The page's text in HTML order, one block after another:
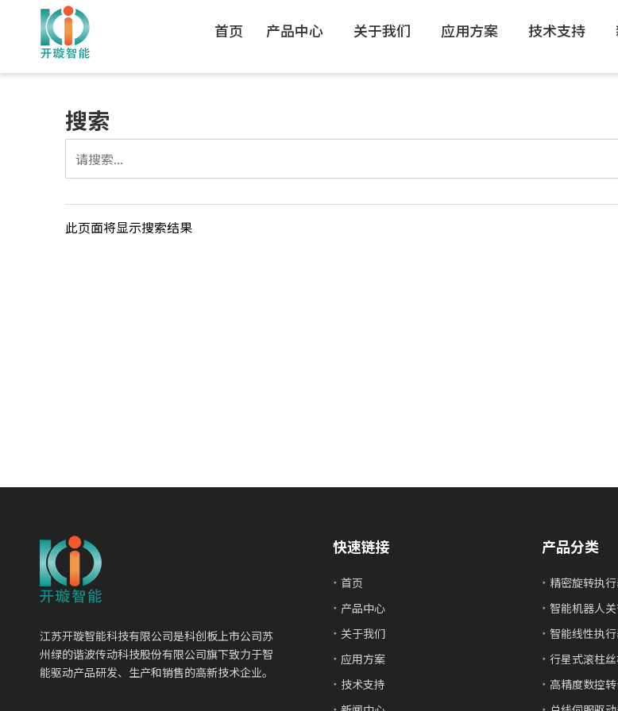
首页 产品中心 关于我们 应用方案 技术支持
搜索
此页面将显示搜索结果
江苏开璇智能科技有限公司是科创板上市公司苏
州绿的谐波传动科技股份有限公司旗下致力于智
能驱动产品研发、生产和销售的高新技术企业。
快速链接
首页
产品中心
关于我们
应用方案
技术支持
产品分类
精密旋转执
智能机器人
智能线性执
行星式滚柱
高精度数控